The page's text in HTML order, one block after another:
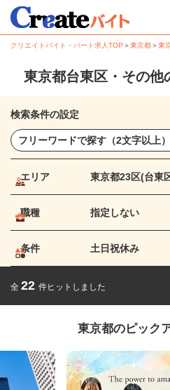
クリエイトバイト・パート求人TOP ＞東京都＞東
東京都台東区・その他
検索条件の設定
エリア 東京都23区(台東
職種 指定しない
条件 土日祝休み
全 22 件ヒットしました
東京都のピック